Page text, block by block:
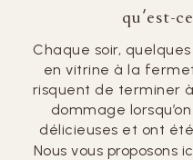
qu'est-
Chaque soir,
en vitrine à la
risquent de terminer à
dommage
délicieuses et ont
Nous vous proposons